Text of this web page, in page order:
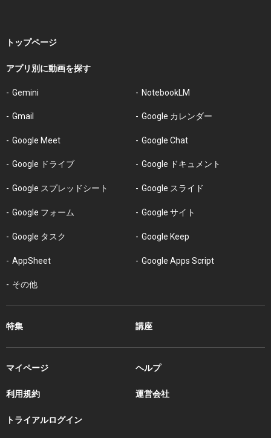
トップページ
アプリ別に動画を探す
Gemini NotebookLM
Gmail Google カレンダー
Google Meet Google Chat
Google ドライブ Google ドキュメント
Google スプレッドシート Google スライド
Google フォーム Google サイト
Google タスク Google Keep
AppSheet Google Apps Script
その他
特集 講座
マイページ ヘルプ
利用規約 運営会社
トライアルログイン